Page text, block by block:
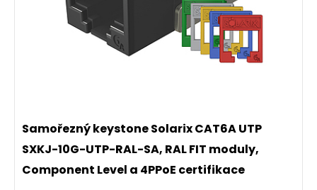
Samořezný keystone Solarix CAT6A UTP
SXKJ-10G-UTP-RAL-SA, RAL FIT moduly,
Component Level a 4PPoE certifikace